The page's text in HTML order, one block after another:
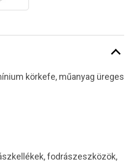
körkefe, műanyag üreges
fodrászeszközök,